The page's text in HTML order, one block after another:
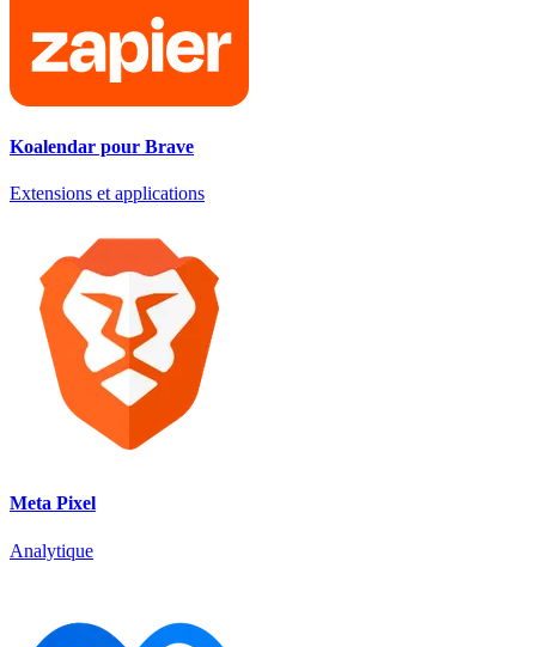
Koalendar pour Brave
Extensions et applications
Meta Pixel
Analytique